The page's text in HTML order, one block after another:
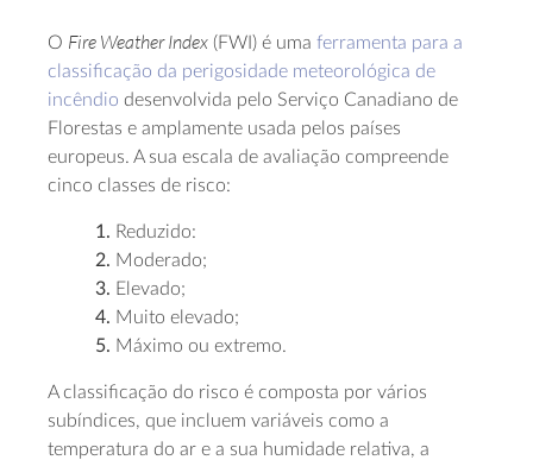
O Fire Weather Index (FWI) é uma ferramenta para a
classificação da perigosidade meteorológica de
incêndio desenvolvida pelo Serviço Canadiano de
Florestas e amplamente usada pelos países
europeus. A sua escala de avaliação compreende
cinco classes de risco:
1. Reduzido:
2. Moderado;
3. Elevado;
4. Muito elevado;
5. Máximo ou extremo.
A classificação do risco é composta por vários
subíndices, que incluem variáveis como a
temperatura do ar e a sua humidade relativa, a